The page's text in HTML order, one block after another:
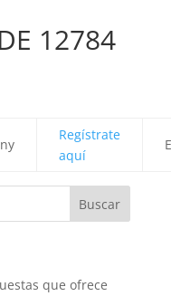
12784
Regístrate
aquí
que ofrece